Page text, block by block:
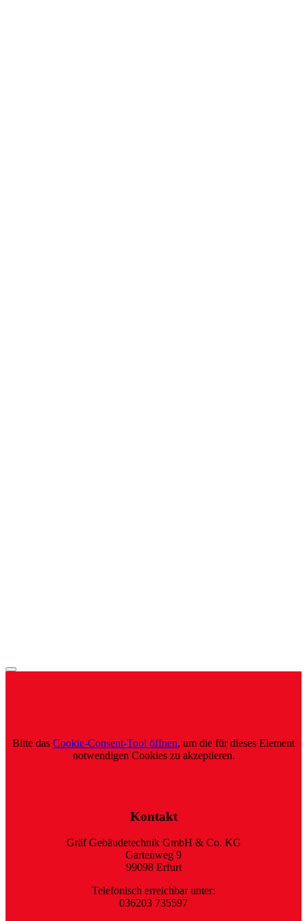
Bitte das Cookie-Consent-Tool öffnen, um die für dieses Element
notwendigen Cookies zu akzeptieren.
Kontakt
Gräf Gebäudetechnik GmbH & Co. KG
Gartenweg 9
99098 Erfurt
Telefonisch erreichbar unter:
036203 735597